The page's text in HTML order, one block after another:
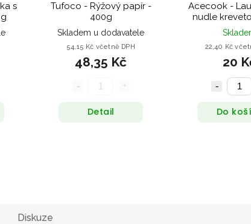
s
Tufoco - Rýžový papír -
400g
Skladem u dodavatele
54,15 Kč včetně DPH
48,35 Kč
Detail
Acecook -
nudle
22,40 Kč
20
Do
Diskuze